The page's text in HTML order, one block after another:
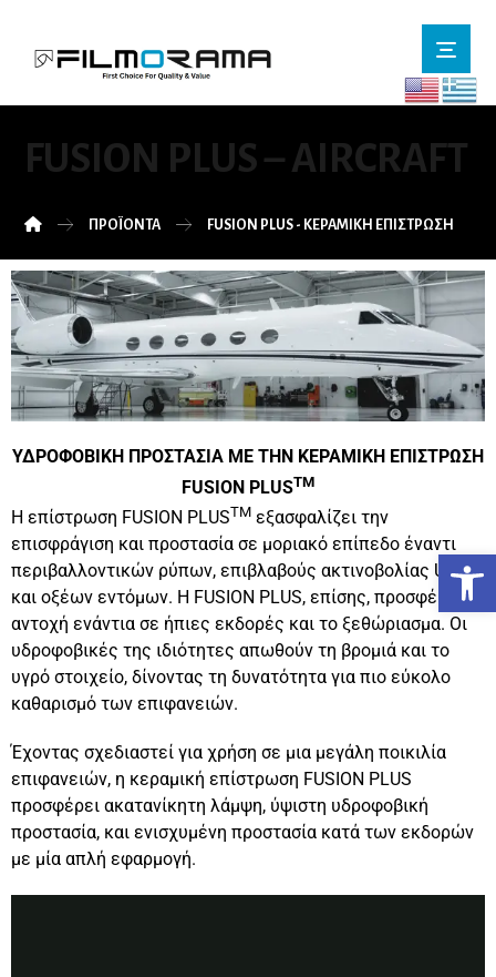
FUSION PLUS – AIRCRAFT
ΠΡΟΪΌΝΤΑ FUSION PLUS - ΚΕΡΑΜΙΚΗ ΕΠΙΣΤΡΩΣΗ
ΥΔΡΟΦΟΒΙΚΗ ΠΡΟΣΤΑΣΙΑ ΜΕ ΤΗΝ ΚΕΡΑΜΙΚΗ ΕΠΙΣΤΡΩΣΗ
FUSION PLUSTM
Η επίστρωση FUSION PLUSTM εξασφαλίζει την
επισφράγιση και προστασία σε μοριακό επίπεδο έναντι
περιβαλλοντικών ρύπων, επιβλαβούς ακτινοβολίας UV,
και οξέων εντόμων. Η FUSION PLUS, επίσης, προσφέρει
αντοχή ενάντια σε ήπιες εκδορές και το ξεθώριασμα. Οι
υδροφοβικές της ιδιότητες απωθούν τη βρομιά και το
υγρό στοιχείο, δίνοντας τη δυνατότητα για πιο εύκολο
καθαρισμό των επιφανειών.
Έχοντας σχεδιαστεί για χρήση σε μια μεγάλη ποικιλία
επιφανειών, η κεραμική επίστρωση FUSION PLUS
προσφέρει ακατανίκητη λάμψη, ύψιστη υδροφοβική
προστασία, και ενισχυμένη προστασία κατά των εκδορών
με μία απλή εφαρμογή.